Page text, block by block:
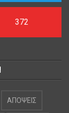
372
ΑΠΟΨΕΙΣ